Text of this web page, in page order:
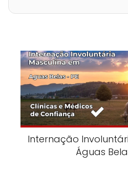
Internação
Águas